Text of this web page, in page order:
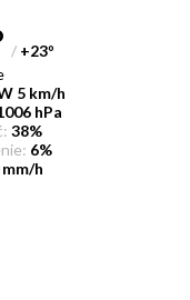
/ +23°
5 km/h
hPa
38%
6%
mm/h